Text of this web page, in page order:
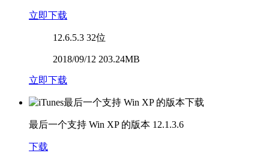
立即下载
12.6.5.3 32位
2018/09/12 203.24MB
立即下载
最后一个支持 Win XP 的版本 12.1.3.6
下载